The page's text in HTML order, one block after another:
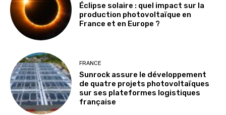
Éclipse solaire : quel impact sur la
production photovoltaïque en
France et en Europe ?
FRANCE
Sunrock assure le développement
de quatre projets photovoltaïques
sur ses plateformes logistiques
française